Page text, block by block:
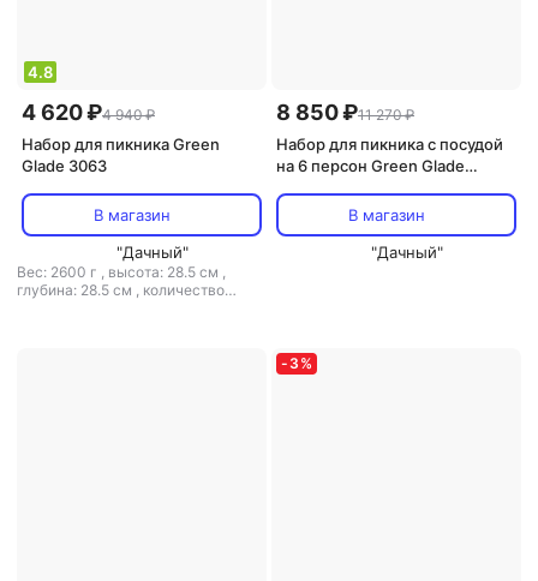
4.8
4 620 ₽4 940 ₽
Набор для пикника Green
Glade 3063
В магазин
"Дачный"
Вес: 2600 г , высота: 28.5 см ,
глубина: 28.5 см , количество
8 850 ₽11 270 ₽
Набор для пикника с посудой
на 6 персон Green Glade
В магазин
"Дачный"
- 3 %